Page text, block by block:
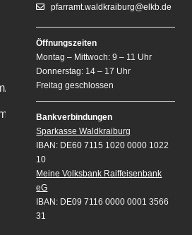
pfarramt.waldkraiburg@elkb.de
Öffnungszeiten
Montag – Mittwoch: 9 – 11 Uhr
Donnerstag: 14 – 17 Uhr
Freitag geschlossen
Bankverbindungen
Sparkasse Waldkraiburg
IBAN: DE60 7115 1020 0000 1022
10
Meine Volksbank Raiffeisenbank
eG
IBAN: DE09 7116 0000 0001 3566
31